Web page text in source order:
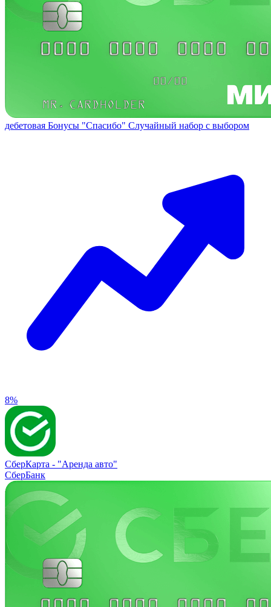
дебетовая Бонусы "Спасибо" Случайный набор с выбором
8%
СберКарта - "Аренда авто"
СберБанк